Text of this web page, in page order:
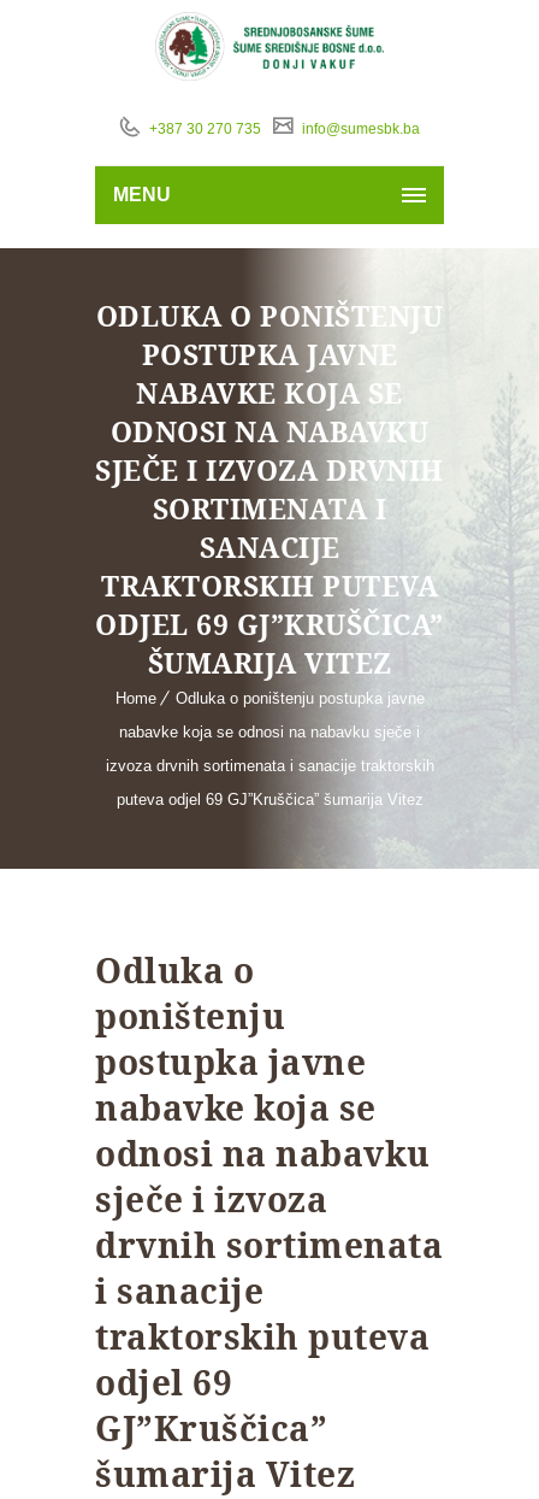
+387 30 270 735 info@sumesbk.ba
MENU
ODLUKA O PONIŠTENJU
POSTUPKA JAVNE
NABAVKE KOJA SE
ODNOSI NA NABAVKU
SJEČE I IZVOZA DRVNIH
SORTIMENATA I
SANACIJE
TRAKTORSKIH PUTEVA
ODJEL 69 GJ”KRUŠČICA”
ŠUMARIJA VITEZ
Home
Odluka o poništenju postupka javne
nabavke koja se odnosi na nabavku sječe i
izvoza drvnih sortimenata i sanacije traktorskih
puteva odjel 69 GJ”Kruščica” šumarija Vitez
Odluka o
poništenju
postupka javne
nabavke koja se
odnosi na nabavku
sječe i izvoza
drvnih sortimenata
i sanacije
traktorskih puteva
odjel 69
GJ”Kruščica”
šumarija Vitez